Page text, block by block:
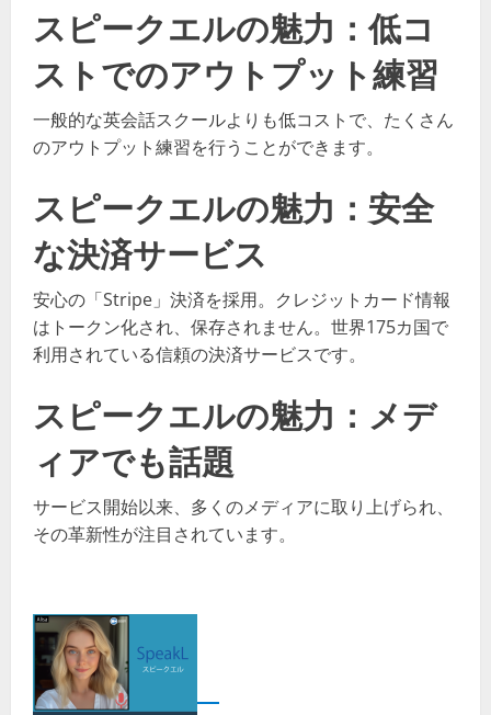
スピークエルの魅力：低コ
ストでのアウトプット練習
一般的な英会話スクールよりも低コストで、たくさん
のアウトプット練習を行うことができます。
スピークエルの魅力：安全
な決済サービス
安心の「Stripe」決済を採用。クレジットカード情報
はトークン化され、保存されません。世界175カ国で
利用されている信頼の決済サービスです。
スピークエルの魅力：メデ
ィアでも話題
サービス開始以来、多くのメディアに取り上げられ、
その革新性が注目されています。